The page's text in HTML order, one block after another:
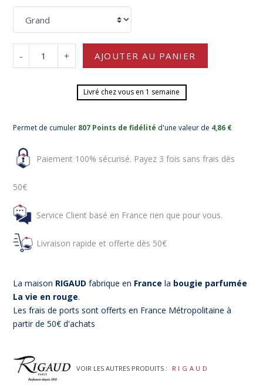
- + AJOUTER AU PANIER
Livré chez vous en 1 semaine
Permet de cumuler 807 Points de fidélité d'une valeur de 4,86 €
Paiement 100% sécurisé. Payez 3 fois sans frais dès
50€
Service Client basé en France rien que pour vous.
Livraison rapide et offerte dès 50€
La maison RIGAUD fabrique en France la bougie parfumée
La vie en rouge.
Les frais de ports sont offerts en France Métropolitaine à
partir de 50€ d'achats
VOIR LES AUTRES PRODUITS : RIGAUD